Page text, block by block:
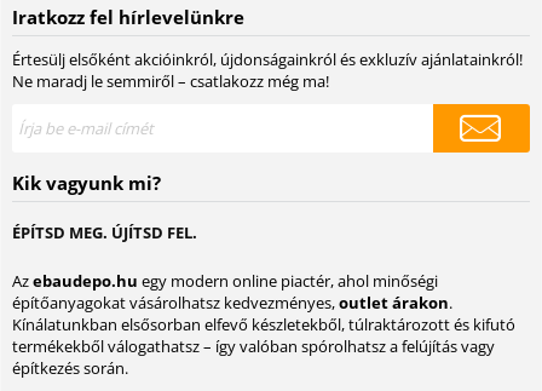
Iratkozz fel hírlevelünkre
Értesülj elsőként akcióinkról, újdonságainkról és exkluzív ajánlatainkról!
Ne maradj le semmiről – csatlakozz még ma!
Kik vagyunk mi?
ÉPÍTSD MEG. ÚJÍTSD FEL.
Azebaudepo.hu egy modern online piactér, ahol minőségi
építőanyagokat vásárolhatsz kedvezményes,outlet árakon.
Kínálatunkban elsősorban elfevő készletekből, túlraktározott és kifutó
termékekből válogathatsz – így valóban spórolhatsz a felújítás vagy
építkezés során.